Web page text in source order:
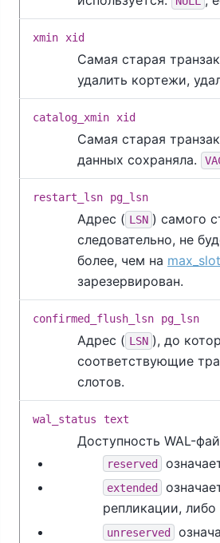
xmin xid
Самая старая
удалить кортежи,
catalog_xmin xid
Самая старая
данных сохраняла.
restart_lsn pg_lsn
Адрес ( LSN ) самого
следовательно, не
более, чем на
зарезервирован.
confirmed_flush_lsn pg_lsn
Адрес ( LSN ), до
соответствующие
слотов.
wal_status text
Доступность WAL-
reserved
extended
репликации,
unreserved